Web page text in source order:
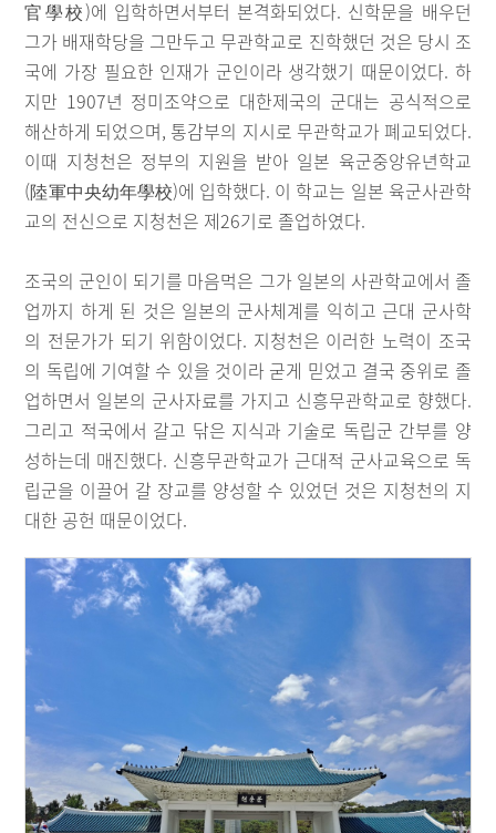
官學校)에 입학하면서부터 본격화되었다. 신학문을 배우던
그가 배재학당을 그만두고 무관학교로 진학했던 것은 당시 조
국에 가장 필요한 인재가 군인이라 생각했기 때문이었다. 하
지만 1907년 정미조약으로 대한제국의 군대는 공식적으로
해산하게 되었으며, 통감부의 지시로 무관학교가 폐교되었다.
이때 지청천은 정부의 지원을 받아 일본 육군중앙유년학교
(陸軍中央幼年學校)에 입학했다. 이 학교는 일본 육군사관학
교의 전신으로 지청천은 제26기로 졸업하였다.
조국의 군인이 되기를 마음먹은 그가 일본의 사관학교에서 졸
업까지 하게 된 것은 일본의 군사체계를 익히고 근대 군사학
의 전문가가 되기 위함이었다. 지청천은 이러한 노력이 조국
의 독립에 기여할 수 있을 것이라 굳게 믿었고 결국 중위로 졸
업하면서 일본의 군사자료를 가지고 신흥무관학교로 향했다.
그리고 적국에서 갈고 닦은 지식과 기술로 독립군 간부를 양
성하는데 매진했다. 신흥무관학교가 근대적 군사교육으로 독
립군을 이끌어 갈 장교를 양성할 수 있었던 것은 지청천의 지
대한 공헌 때문이었다.